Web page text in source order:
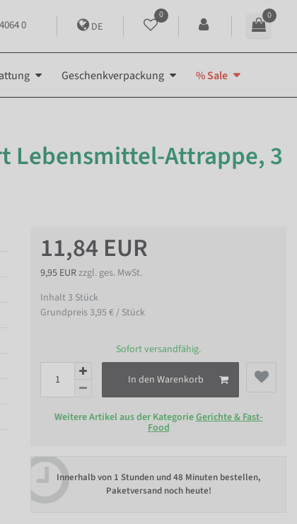
0 DE
0 0
Geschenkverpackung % Sale
Lebensmittel-Attrappe, 3
11,84 EUR
9,95 EURzzgl. ges. MwSt.
Inhalt3 Stück
Grundpreis3,95 € / Stück
Sofort versandfähig.
In den Warenkorb
Weitere Artikel aus der KategorieGerichte & Fast-
Food
Innerhalb von 1 Stunden und 48 Minuten bestellen,
Paketversand noch heute!